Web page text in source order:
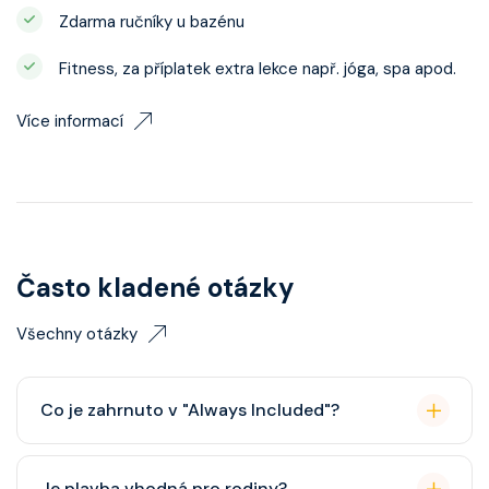
Zdarma ručníky u bazénu
Fitness, za příplatek extra lekce např. jóga, spa apod.
Více informací
Často kladené otázky
Všechny otázky
Co je zahrnuto v "Always Included"?